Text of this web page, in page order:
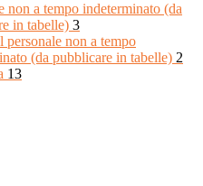
non a tempo indeterminato (da
in tabelle) 3
personale non a tempo
(da pubblicare in tabelle) 2
13